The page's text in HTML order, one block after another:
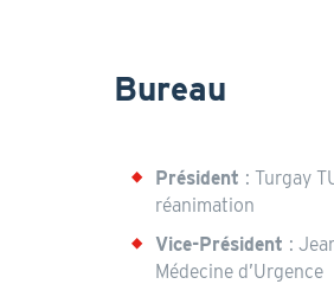
Bureau
Président : Turgay
réanimation
Vice-Président :
Médecine d’Urgence